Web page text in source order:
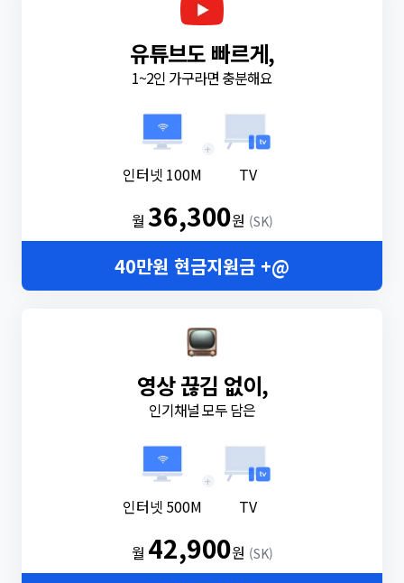
유튜브도 빠르게,
1~2인 가구라면 충분해요
인터넷 100M
+
TV
월36,300원 (SK)
40만원 현금지원금 +@
영상 끊김 없이,
인기채널 모두 담은
인터넷 500M
+
TV
월 42,900원 (SK)